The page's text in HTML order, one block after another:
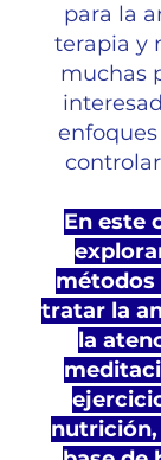
para la
terapia y
muchas
En este
métodos
tratar la
la
nutrición,